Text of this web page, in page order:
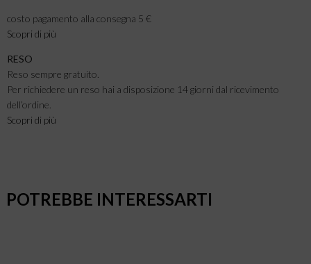
costo pagamento alla consegna 5 €
Scopri di più
RESO
Reso sempre gratuito.
Per richiedere un reso hai a disposizione 14 giorni dal ricevimento
dell’ordine.
Scopri di più
POTREBBE INTERESSARTI